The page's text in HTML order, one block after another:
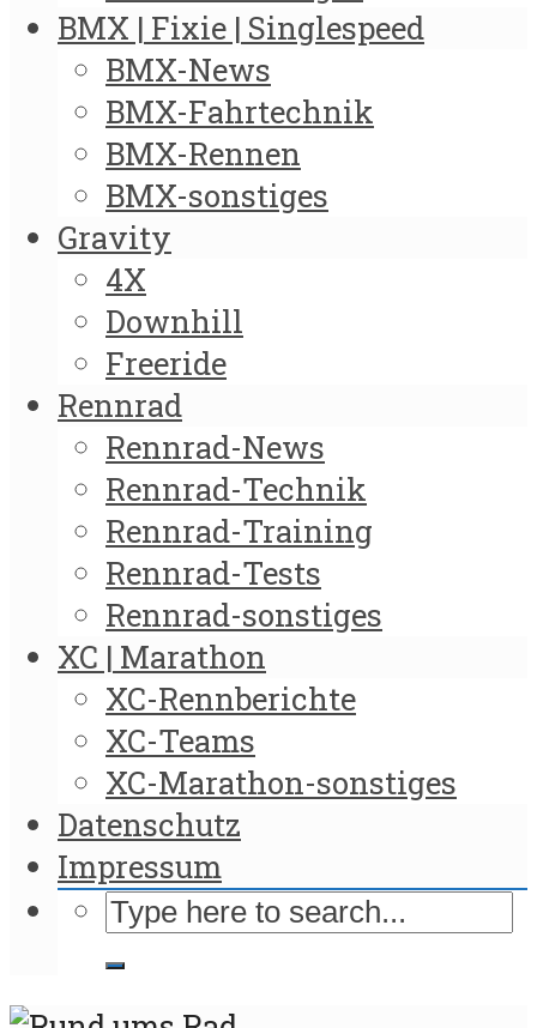
BMX | Fixie | Singlespeed
BMX-News
BMX-Fahrtechnik
BMX-Rennen
BMX-sonstiges
Gravity
4X
Downhill
Freeride
Rennrad
Rennrad-News
Rennrad-Technik
Rennrad-Training
Rennrad-Tests
Rennrad-sonstiges
XC | Marathon
XC-Rennberichte
XC-Teams
XC-Marathon-sonstiges
Datenschutz
Impressum